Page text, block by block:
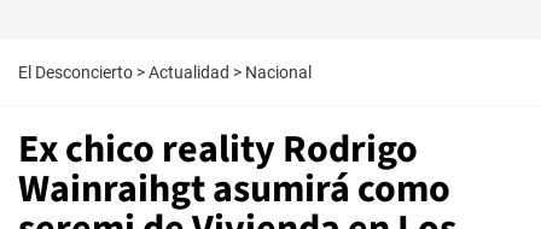
El Desconcierto >Actualidad > Nacional
Ex chico reality Rodrigo
Wainraihgt asumirá como